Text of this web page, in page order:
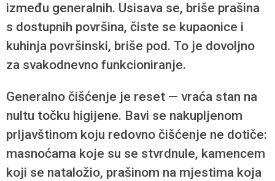
između generalnih. Usisava se, briše prašina
s dostupnih površina, čiste se kupaonice i
kuhinja površinski, briše pod. To je dovoljno
za svakodnevno funkcioniranje.
Generalno čišćenje je reset — vraća stan na
nultu točku higijene. Bavi se nakupljenom
prljavštinom koju redovno čišćenje ne dotiče:
masnoćama koje su se stvrdnule, kamencem
koji se nataložio, prašinom na mjestima koja